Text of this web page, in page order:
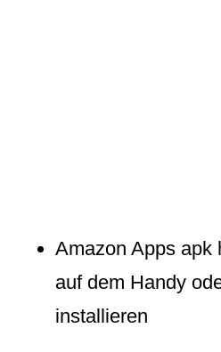
Amazon Apps apk
auf dem Handy
installieren